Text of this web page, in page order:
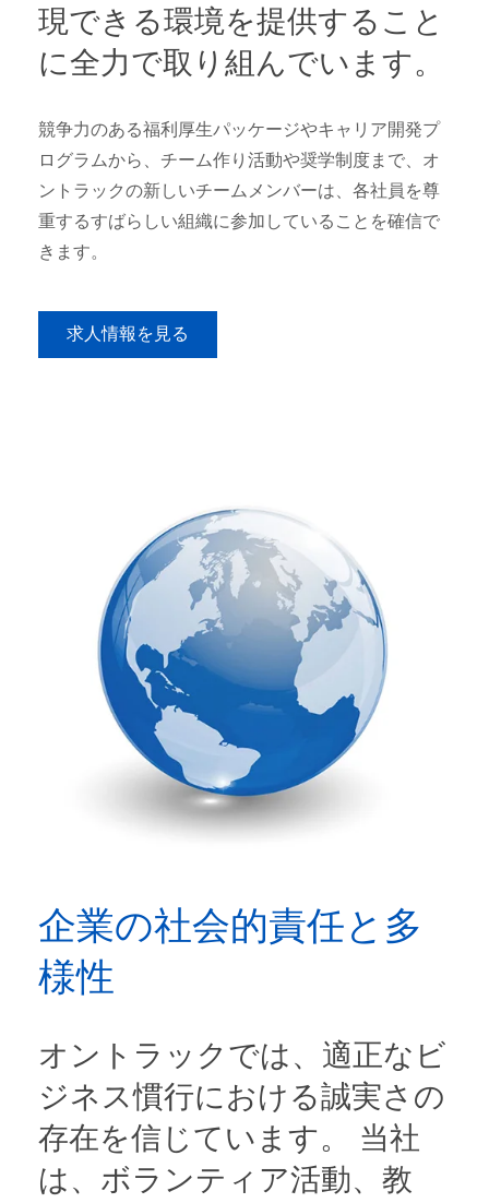
現できる環境を提供すること
に全力で取り組んでいます。
競争力のある福利厚生パッケージやキャリア開発プ
ログラムから、チーム作り活動や奨学制度まで、オ
ントラックの新しいチームメンバーは、各社員を尊
重するすばらしい組織に参加していることを確信で
きます。
求人情報を見る
企業の社会的責任と多
様性
オントラックでは、適正なビ
ジネス慣行における誠実さの
存在を信じています。 当社
は、ボランティア活動、教